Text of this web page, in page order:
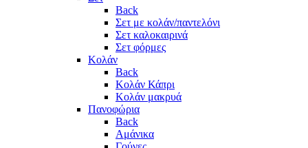
Back
Σετ με κολάν/παντελόνι
Σετ καλοκαιρινά
Σετ φόρμες
Κολάν
Back
Κολάν Κάπρι
Κολάν μακρυά
Πανοφώρια
Back
Αμάνικα